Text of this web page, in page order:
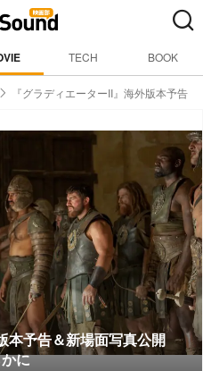
TECH BOOK
『グラディエーターII』海外版本予告
本予告＆新場面写真公開
に